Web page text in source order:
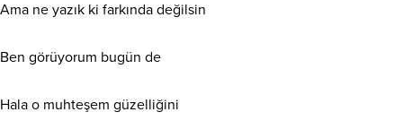
Ama ne yazık ki farkında değilsin
Ben görüyorum bugün de
Hala o muhteşem güzelliğini